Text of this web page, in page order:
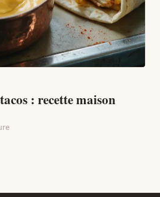
: recette maison